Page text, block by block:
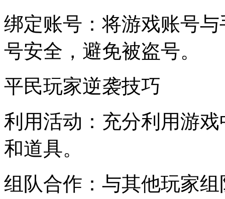
绑定账号：将游戏账号
号安全，避免被盗号。
平民玩家逆袭技巧
利用活动：充分利用游
和道具。
组队合作：与其他玩家